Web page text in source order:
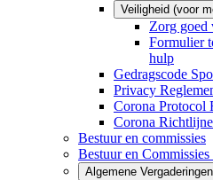
Veiligheid (voor
Zorg goed
Formulier
hulp
Gedragscode
Privacy
Corona Protocol
Corona
Bestuur en commissies
Bestuur en Commissies
Algemene